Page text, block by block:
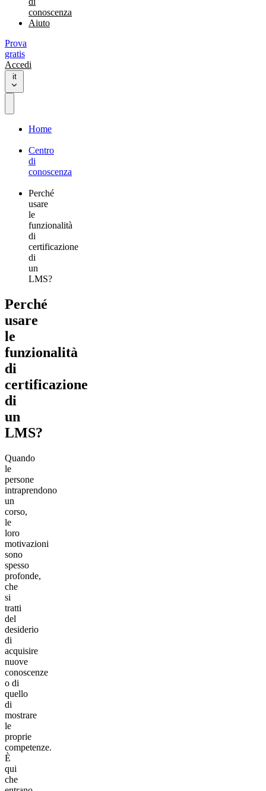
conoscenza
Aiuto
Prova
gratis
Accedi
it
Home
Centro
di
conoscenza
Perché
usare
le
funzionalità
di
certificazione
di
un
LMS?
Perché
usare
le
funzionalità
di
certificazione
di
un
LMS?
Quando
le
persone
intraprendono
un
corso,
le
loro
motivazioni
sono
spesso
profonde,
che
si
tratti
del
desiderio
di
acquisire
nuove
conoscenze
o di
quello
di
mostrare
le
proprie
competenze.
È
qui
che